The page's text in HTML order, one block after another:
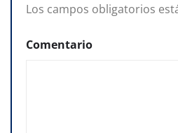
Los campos obligatorios
Comentario